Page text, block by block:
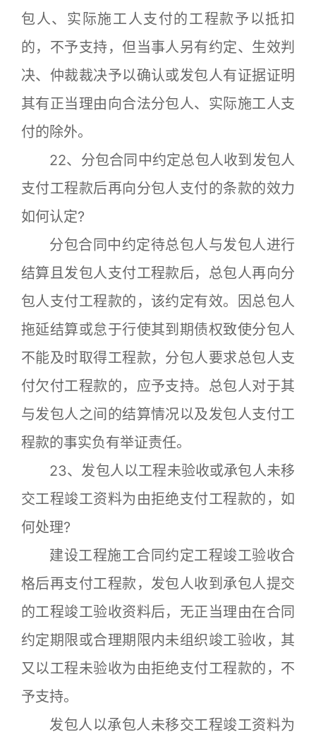
包人、实际施工人支付的工程款予以抵扣
的，不予支持，但当事人另有约定、生效判
决、仲裁裁决予以确认或发包人有证据证明
其有正当理由向合法分包人、实际施工人支
付的除外。
22、分包合同中约定总包人收到发包人
支付工程款后再向分包人支付的条款的效力
如何认定?
分包合同中约定待总包人与发包人进行
结算且发包人支付工程款后，总包人再向分
包人支付工程款的，该约定有效。因总包人
拖延结算或怠于行使其到期债权致使分包人
不能及时取得工程款，分包人要求总包人支
付欠付工程款的，应予支持。总包人对于其
与发包人之间的结算情况以及发包人支付工
程款的事实负有举证责任。
23、发包人以工程未验收或承包人未移
交工程竣工资料为由拒绝支付工程款的，如
何处理?
建设工程施工合同约定工程竣工验收合
格后再支付工程款，发包人收到承包人提交
的工程竣工验收资料后，无正当理由在合同
约定期限或合理期限内未组织竣工验收，其
又以工程未验收为由拒绝支付工程款的，不
予支持。
发包人以承包人未移交工程竣工资料为